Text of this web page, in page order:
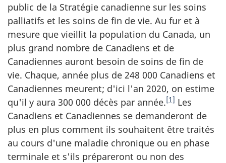
public de la Stratégie canadienne sur les soins
palliatifs et les soins de fin de vie. Au fur et à
mesure que vieillit la population du Canada, un
plus grand nombre de Canadiens et de
Canadiennes auront besoin de soins de fin de
vie. Chaque, année plus de 248 000 Canadiens et
Canadiennes meurent; d'ici l'an 2020, on estime
qu'il y aura 300 000 décès par année.[1] Les
Canadiens et Canadiennes se demanderont de
plus en plus comment ils souhaitent être traités
au cours d'une maladie chronique ou en phase
terminale et s'ils prépareront ou non des